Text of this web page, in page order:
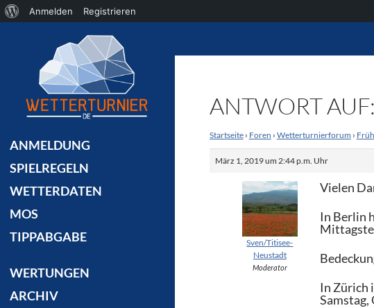
ANTWORT
Startseite › Foren › Wetterturnierforum ›
März 1, 2019 um 2:44 p.m. Uhr
Sven/Titisee-
Neustadt
Moderator
Vielen
In Berlin
In Zürich
Samstag,
ANMELDUNG
SPIELREGELN
WETTERDATEN
MOS
TIPPABGABE
WERTUNGEN
ARCHIV
Über
Anmelden Registrieren